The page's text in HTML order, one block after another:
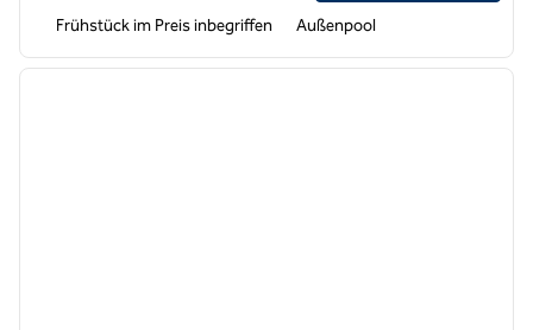
Frühstück im Preis inbegriffen Außenpool
1 von 11